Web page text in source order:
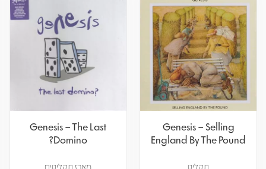
Genesis – Selling
England By The Pound
תקליט
Genesis – The Last
Domino?
מארז תקליטים